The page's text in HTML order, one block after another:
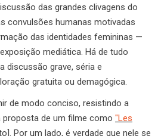
das grandes clivagens do
convulsões humanas motivadas
das identidades femininas —
mediática. Há de tudo
discussão grave, séria e
gratuita ou demagógica.
de modo conciso, resistindo a
proposta de um filme como "Les
Por um lado, é verdade que nele se